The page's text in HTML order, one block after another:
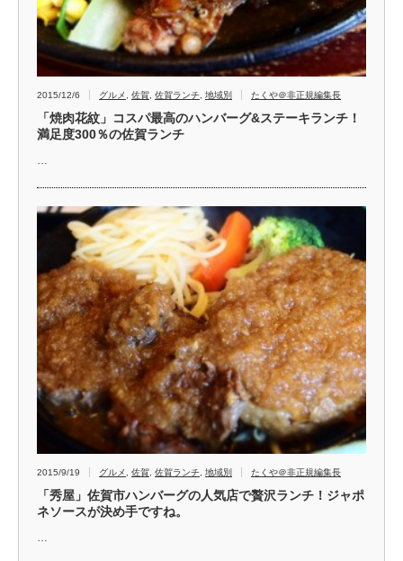
2015/12/6 グルメ 佐賀 佐賀ランチ 地域別 たくや＠非正規編集長
「焼肉花紋」コスパ最高のハンバーグ&ステーキランチ！
満足度300％の佐賀ランチ
…
2015/9/19 グルメ 佐賀 佐賀ランチ 地域別 たくや＠非正規編集長
「秀屋」佐賀市ハンバーグの人気店で贅沢ランチ！ジャポ
ネソースが決め手ですね。